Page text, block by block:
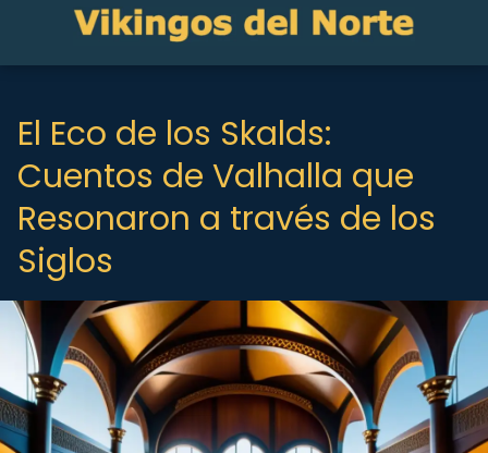
El Eco de los Skalds:
Cuentos de Valhalla que
Resonaron a través de los
Siglos